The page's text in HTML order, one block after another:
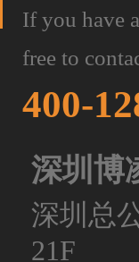
If you have
free to
400-
深圳博
深圳总
21F